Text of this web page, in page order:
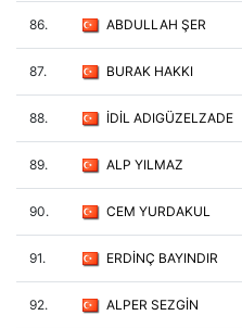
86. ABDULLAH ŞER
87. BURAK HAKKI
88. İDİL ADIGÜZELZADE
89. ALP YILMAZ
90. CEM YURDAKUL
91. ERDİNÇ BAYINDIR
92. ALPER SEZGİN